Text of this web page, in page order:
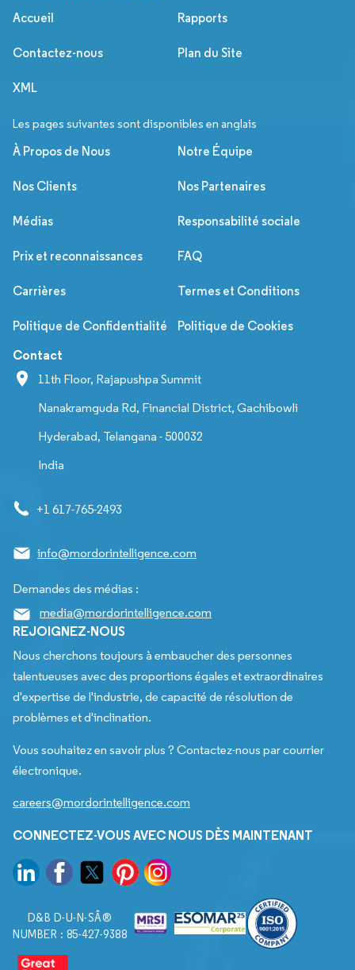
Accueil Rapports
Contactez-nous Plan du Site
XML
Les pages suivantes sont disponibles en anglais
À Propos de Nous Notre Équipe
Nos Clients Nos Partenaires
Médias Responsabilité sociale
Prix et reconnaissances FAQ
Carrières Termes et Conditions
Politique de Confidentialité Politique de Cookies
Contact
11th Floor, Rajapushpa Summit
Nanakramguda Rd, Financial District, Gachibowli
Hyderabad, Telangana - 500032
India
+1 617-765-2493
info@mordorintelligence.com
Demandes des médias :
media@mordorintelligence.com
REJOIGNEZ-NOUS
Nous cherchons toujours à embaucher des personnes
talentueuses avec des proportions égales et extraordinaires
d'expertise de l'industrie, de capacité de résolution de
problèmes et d'inclination.
Vous souhaitez en savoir plus ? Contactez-nous par courrier
électronique.
careers@mordorintelligence.com
CONNECTEZ-VOUS AVEC NOUS DÈS MAINTENANT
D&B D-U-N-SÂ®
NUMBER : 85-427-9388